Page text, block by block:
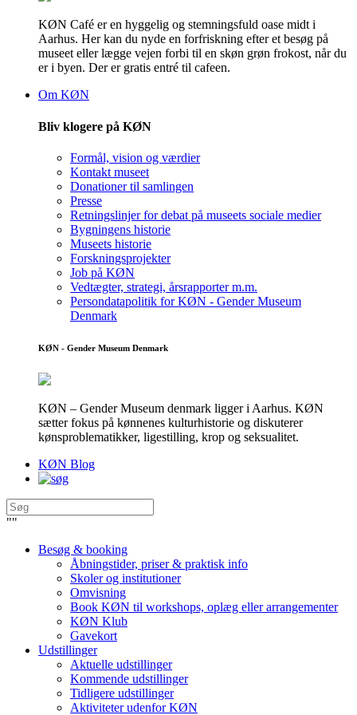
KØN Café er en hyggelig og stemningsfuld oase midt i
Aarhus. Her kan du nyde en forfriskning efter et besøg på
museet eller lægge vejen forbi til en skøn grøn frokost, når du
er i byen. Der er gratis entré til cafeen.
Om KØN
Bliv klogere på KØN
Formål, vision og værdier
Kontakt museet
Donationer til samlingen
Presse
Retningslinjer for debat på museets sociale medier
Bygningens historie
Museets historie
Forskningsprojekter
Job på KØN
Vedtægter, strategi, årsrapporter m.m.
Persondatapolitik for KØN - Gender Museum
Denmark
KØN - Gender Museum Denmark
KØN – Gender Museum denmark ligger i Aarhus. KØN
sætter fokus på kønnenes kulturhistorie og diskuterer
kønsproblematikker, ligestilling, krop og seksualitet.
KØN Blog
""
Besøg & booking
Åbningstider, priser & praktisk info
Skoler og institutioner
Omvisning
Book KØN til workshops, oplæg eller arrangementer
KØN Klub
Gavekort
Udstillinger
Aktuelle udstillinger
Kommende udstillinger
Tidligere udstillinger
Aktiviteter udenfor KØN